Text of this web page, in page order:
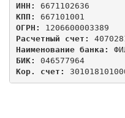
ИНН:
6671102636
КПП: 667101001
ОГРН:
1206600003389
Расчетный счет:
Наименование банка:
БИК:
046577964
Кор. счет: